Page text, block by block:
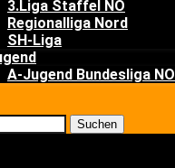
3.Liga Staffel NO
Regionalliga Nord
SH-Liga
A-Jugend Bundesliga NO
Suchen